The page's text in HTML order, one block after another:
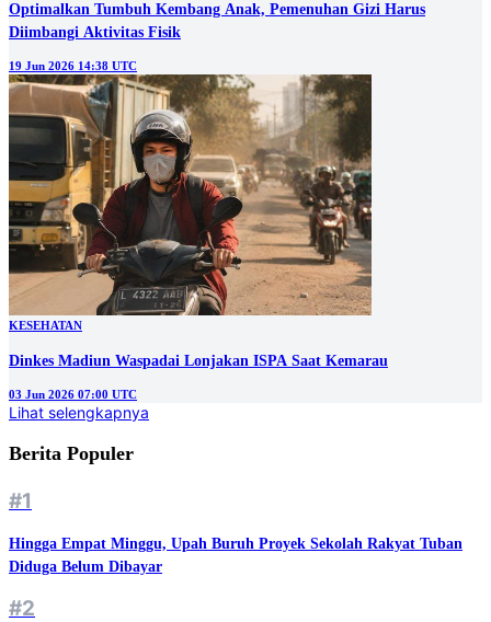
Optimalkan Tumbuh Kembang Anak, Pemenuhan Gizi Harus
Diimbangi Aktivitas Fisik
19 Jun 2026 14:38 UTC
KESEHATAN
Dinkes Madiun Waspadai Lonjakan ISPA Saat Kemarau
03 Jun 2026 07:00 UTC
Lihat selengkapnya
Berita Populer
#1
Hingga Empat Minggu, Upah Buruh Proyek Sekolah Rakyat Tuban
Diduga Belum Dibayar
#2